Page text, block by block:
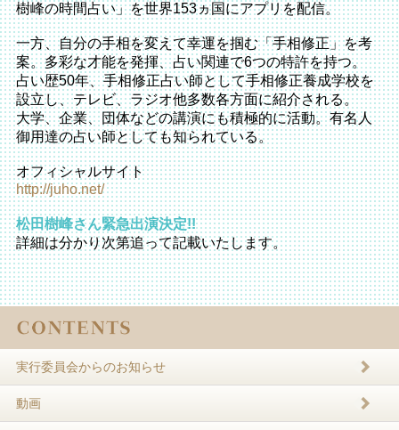
樹峰の時間占い」を世界153ヵ国にアプリを配信。
一方、自分の手相を変えて幸運を掴む「手相修正」を考
案。多彩な才能を発揮、占い関連で6つの特許を持つ。
占い歴50年、手相修正占い師として手相修正養成学校を
設立し、テレビ、ラジオ他多数各方面に紹介される。
大学、企業、団体などの講演にも積極的に活動。有名人
御用達の占い師としても知られている。
オフィシャルサイト
http://juho.net/
松田樹峰さん緊急出演決定!!
詳細は分かり次第追って記載いたします。
実行委員会からのお知らせ
動画